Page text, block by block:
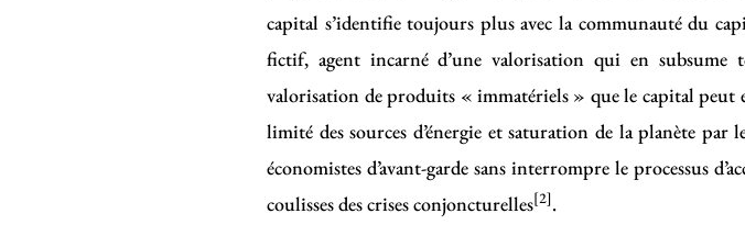
capital s’identifie toujours plus avec la communauté du
fictif, agent incarné d’une valorisation qui en subsume
valorisation de produits « immatériels » que le capital peut
limité des sources d’énergie et saturation de la planète par
économistes d’avant-garde sans interrompre le processus
coulisses des crises conjoncturelles[2].